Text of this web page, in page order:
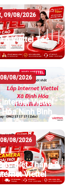
09/08/2026
6 Viettel Tốc
08/08/2026
Viettel
Ninh Bình
08/08/2026
Biệt Tháng 8
Viettel